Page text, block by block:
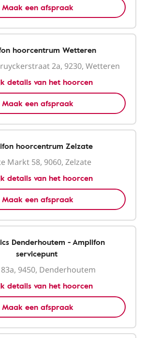
Maak een afspraak
hoorcentrum Wetteren
2a, 9230, Wetteren
details van het hoorcen
Maak een afspraak
hoorcentrum Zelzate
Markt 58, 9060, Zelzate
details van het hoorcen
Maak een afspraak
Denderhoutem - Amplifon
servicepunt
9450, Denderhoutem
details van het hoorcen
Maak een afspraak